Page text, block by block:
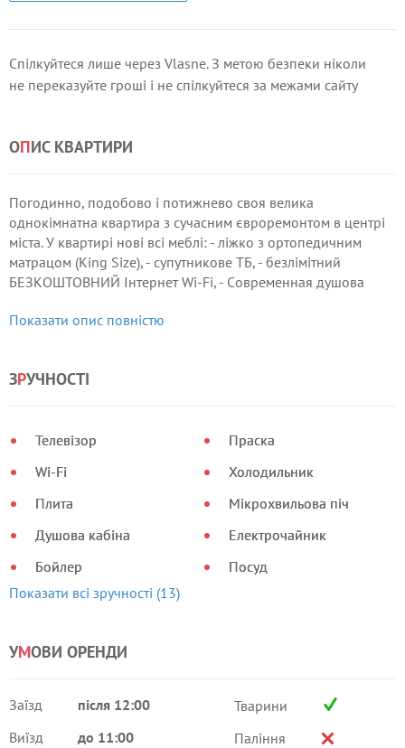
Спілкуйтеся лише через Vlasne. З метою безпеки ніколи
не переказуйте гроші і не спілкуйтеся за межами сайту
ОПИС КВАРТИРИ
Погодинно, подобово і потижнево своя велика
однокімнатна квартира з сучасним євроремонтом в центрі
міста. У квартирі нові всі меблі: - ліжко з ортопедичним
матрацом (King Size), - супутникове ТБ, - безлімітний
БЕЗКОШТОВНИЙ Інтернет Wi-Fi, - Cовременная душова
прасуванню ліжко.
Показати опис повністю
ЗРУЧНОСТІ
Телевізор
Wi-Fi
Плита
Душова кабіна
Бойлер
Праска
Холодильник
Мікрохвильова піч
Електрочайник
Посуд
Показати всі зручності (13)
УМОВИ ОРЕНДИ
Заїзд
після 12:00
Виїзд
до 11:00
Тварини
Паління